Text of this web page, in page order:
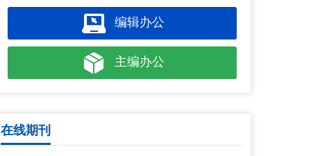
编辑办公
主编办公
在线期刊